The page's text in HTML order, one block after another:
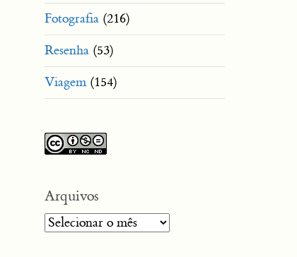
Fotografia (216)
Resenha (53)
Viagem(154)
Arquivos
Arquivos